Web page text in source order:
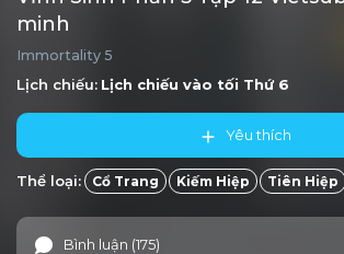
minh
Immortality 5
Lịch chiếu: Lịch chiếu vào tối Thứ 6
Yêu thích
Thể loại: Cổ Trang Kiếm Hiệp Tiên Hiệp
Bình luận (175)